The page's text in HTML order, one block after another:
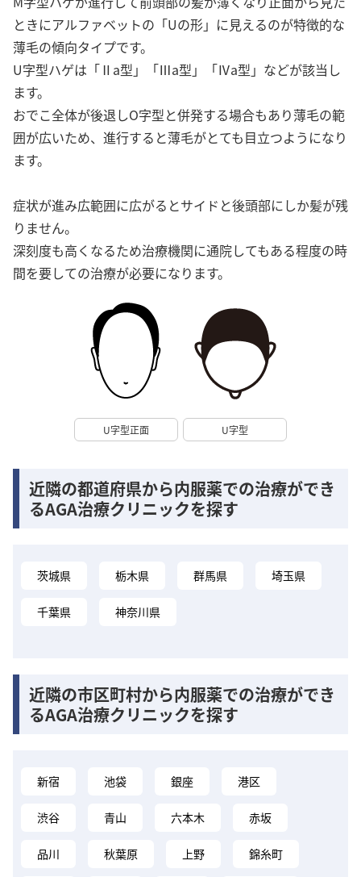
ときにアルファベットの「Uの形」に見えるのが特徴的な
薄毛の傾向タイプです。
U字型ハゲは「Ⅱa型」「Ⅲa型」「Ⅳa型」などが該当し
ます。
おでこ全体が後退しO字型と併発する場合もあり薄毛の範
囲が広いため、進行すると薄毛がとても目立つようになり
ます。
症状が進み広範囲に広がるとサイドと後頭部にしか髪が残
りません。
深刻度も高くなるため治療機関に通院してもある程度の時
間を要しての治療が必要になります。
U字型正面 U字型
近隣の都道府県から内服薬での治療ができ
るAGA治療クリニックを探す
茨城県 栃木県 群馬県 埼玉県
千葉県 神奈川県
近隣の市区町村から内服薬での治療ができ
るAGA治療クリニックを探す
新宿 池袋 銀座 港区
渋谷 青山 六本木 赤坂
品川 秋葉原 上野 錦糸町